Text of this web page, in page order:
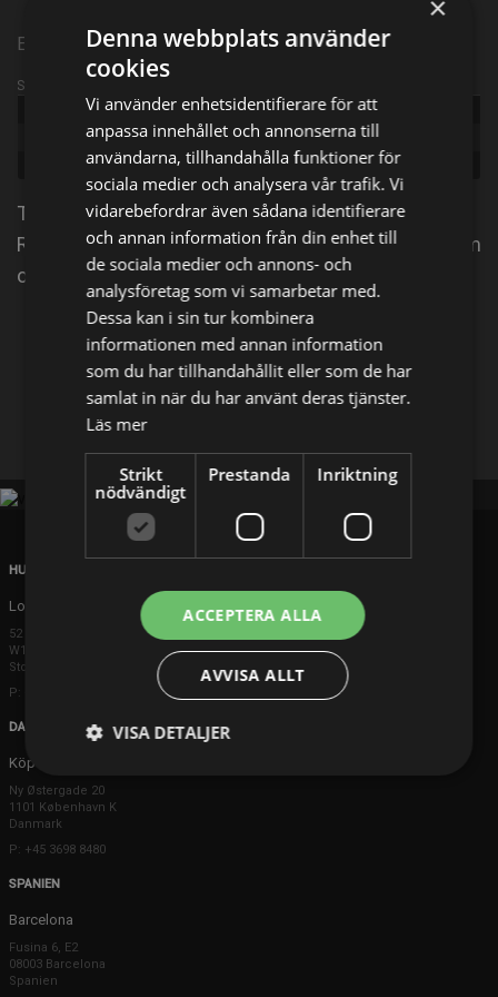
Episode 4
Sändningsinformation
Publicerad:
2021
Stone Roadblock
Reality
The Curse of Oak Island dokumenterar bröderna
Rick och Marty Lagina när de följer sin livslånga dröm
om att lösa det 223-åriga Oak Island-mysteriet.
E-postadress
HUVUDKONTOR
London
52 Brook Street
W1K 5DS London
Storbritannien
P: +44 203 608 8181
DANMARK
Köpenhamn
Ny Østergade 20
1101 København K
Danmark
P: +45 3698 8480
SPANIEN
Barcelona
Fusina 6, E2
08003 Barcelona
Spanien
×
Denna webbplats använder
cookies
Vi använder enhetsidentifierare för att
anpassa innehållet och annonserna till
användarna, tillhandahålla funktioner för
sociala medier och analysera vår trafik. Vi
vidarebefordrar även sådana identifierare
och annan information från din enhet till
de sociala medier och annons- och
analysföretag som vi samarbetar med.
Dessa kan i sin tur kombinera
informationen med annan information
som du har tillhandahållit eller som de har
samlat in när du har använt deras tjänster.
Läs mer
Strikt
nödvändigt
Prestanda Inriktning
ACCEPTERA ALLA
AVVISA ALLT
VISA DETALJER